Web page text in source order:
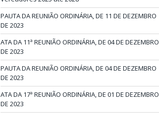
PAUTA DA REUNIÃO ORDINÁRIA, DE 11 DE DEZEMBRO
DE 2023
ATA DA 11ª REUNIÃO ORDINÁRIA, DE 04 DE DEZEMBRO
DE 2023
PAUTA DA REUNIÃO ORDINÁRIA, DE 04 DE DEZEMBRO
DE 2023
ATA DA 17ª REUNIÃO ORDINÁRIA, DE 01 DE DEZEMBRO
DE 2023